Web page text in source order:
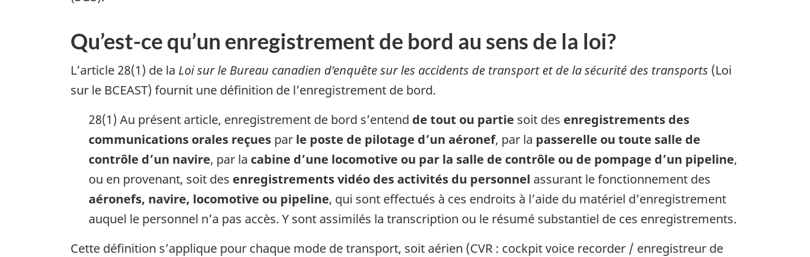
Qu’est-ce qu’un enregistrement de bord au sens de la loi?
L’article 28(1) de la Loi sur le Bureau canadien d’enquête sur les accidents de transport et de la sécurité des transports (Loi
sur le BCEAST) fournit une définition de l’enregistrement de bord.
28(1) Au présent article, enregistrement de bord s’entend de tout ou partie soit des enregistrements des
communications orales reçues par le poste de pilotage d’un aéronef, par la passerelle ou toute salle de
contrôle d’un navire, par la cabine d’une locomotive ou par la salle de contrôle ou de pompage d’un pipeline,
ou en provenant, soit des enregistrements vidéo des activités du personnel assurant le fonctionnement des
aéronefs, navire, locomotive ou pipeline, qui sont effectués à ces endroits à l’aide du matériel d’enregistrement
auquel le personnel n’a pas accès. Y sont assimilés la transcription ou le résumé substantiel de ces enregistrements.
Cette définition s’applique pour chaque mode de transport, soit aérien (CVR : cockpit voice recorder / enregistreur de